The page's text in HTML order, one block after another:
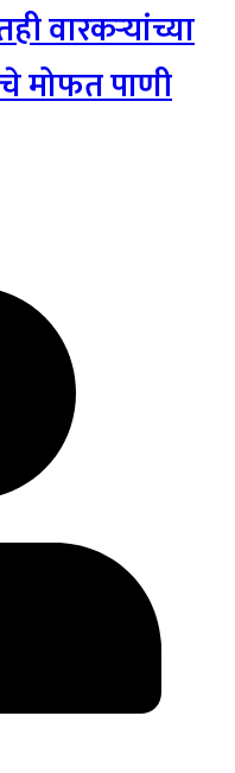
वारकऱ्यांच्या
मोफत पाणी